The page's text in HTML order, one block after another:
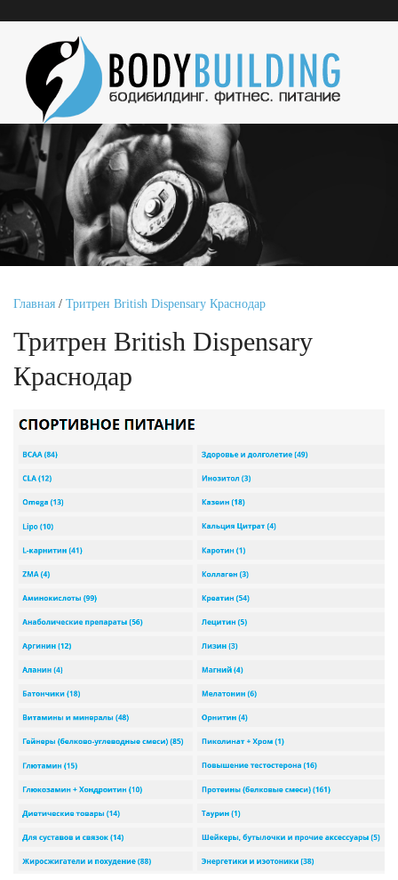
Главная / Тритрен British Dispensary Краснодар
Тритрен British Dispensary
Краснодар